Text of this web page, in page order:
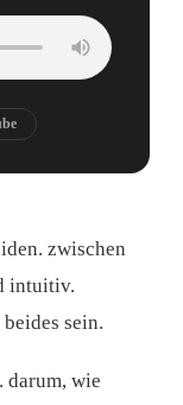
zwischen
intuitiv.
sein.
darum, wie